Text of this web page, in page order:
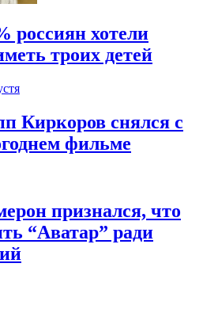
хотели
троих детей
Киркоров снялся с
фильме
признался, что
“Аватар” ради